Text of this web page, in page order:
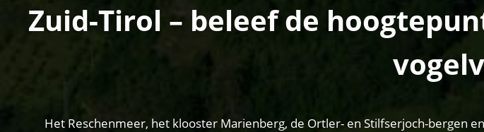
Zuid-Tirol – beleef de
Het Reschenmeer, het klooster Marienberg, de Ortler- en Stilfserjoch-bergen